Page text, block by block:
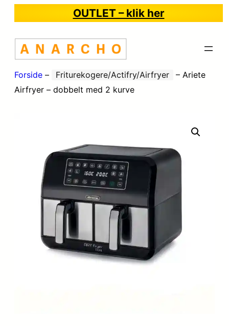
OUTLET – klik her
Forside – Friturekogere/Actifry/Airfryer – Ariete
Airfryer – dobbelt med 2 kurve